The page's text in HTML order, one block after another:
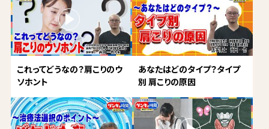
これってどうなの？肩こりのウ
ソホント
あなたはどのタイプ？タイプ
別 肩こりの原因